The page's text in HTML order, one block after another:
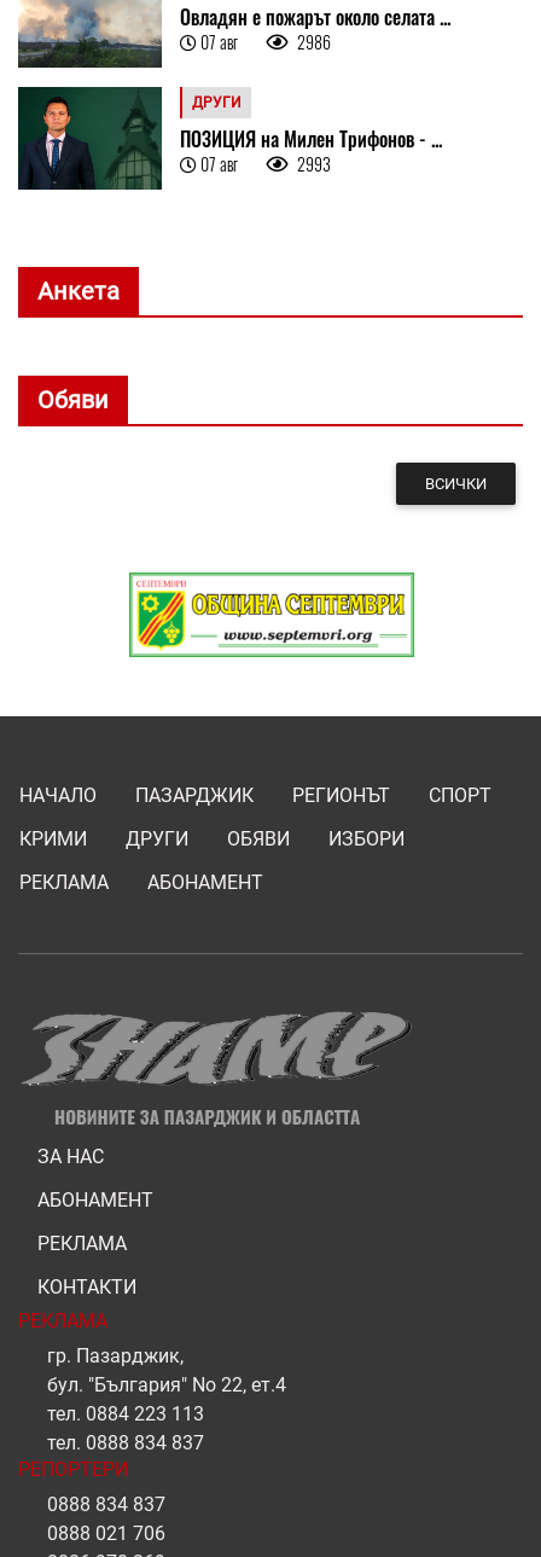
Овладян е пожарът около селата ...
07 авг 2986
ДРУГИ
ПОЗИЦИЯ на Милен Трифонов - ...
07 авг 2993
Анкета
Обяви
ВСИЧКИ
НАЧАЛО ПАЗАРДЖИК РЕГИОНЪТ
СПОРТ
КРИМИ
ДРУГИ ОБЯВИ
ИЗБОРИ
РЕКЛАМА
АБОНАМЕНТ
ЗА НАС
АБОНАМЕНТ
РЕКЛАМА
КОНТАКТИ
РЕКЛАМА
гр. Пазарджик,
бул. "България" No 22, ет.4
тел. 0884 223 113
тел. 0888 834 837
РЕПОРТЕРИ
0888 834 837
0888 021 706